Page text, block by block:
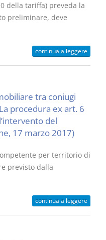
della tariffa) preveda la
preliminare, deve
continua a leggere
tra coniugi
procedura ex art. 6
del
17 marzo 2017)
per territorio di
previsto dalla
continua a leggere